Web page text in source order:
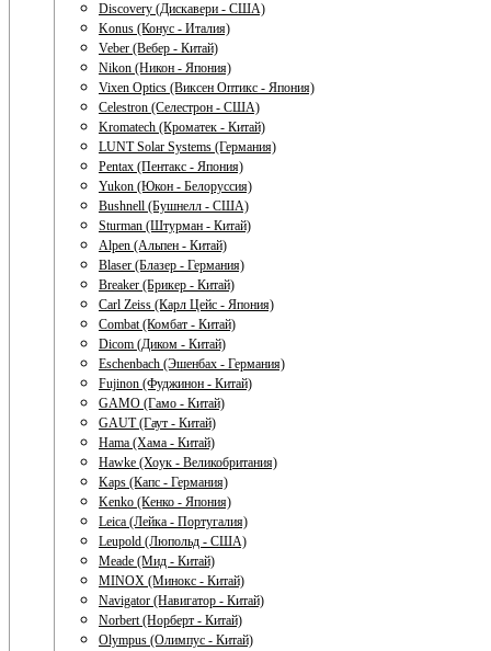
Discovery (Дискавери - США)
Konus (Конус - Италия)
Veber (Вебер - Китай)
Nikon (Никон - Япония)
Vixen Optics (Виксен Оптикс - Япония)
Celestron (Селестрон - США)
Kromatech (Кроматек - Китай)
LUNT Solar Systems (Германия)
Pentax (Пентакс - Япония)
Yukon (Юкон - Белоруссия)
Bushnell (Бушнелл - США)
Sturman (Штурман - Китай)
Alpen (Альпен - Китай)
Blaser (Блазер - Германия)
Breaker (Брикер - Китай)
Carl Zeiss (Карл Цейс - Япония)
Combat (Комбат - Китай)
Dicom (Диком - Китай)
Eschenbach (Эшенбах - Германия)
Fujinon (Фуджинон - Китай)
GAMO (Гамо - Китай)
GAUT (Гаут - Китай)
Hama (Хама - Китай)
Hawke (Хоук - Великобритания)
Kaps (Капс - Германия)
Kenko (Кенко - Япония)
Leica (Лейка - Португалия)
Leupold (Люпольд - США)
Meade (Мид - Китай)
MINOX (Минокс - Китай)
Navigator (Навигатор - Китай)
Norbert (Норберт - Китай)
Olympus (Олимпус - Китай)